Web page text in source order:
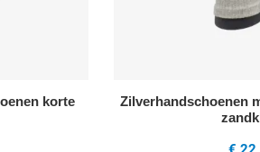
korte
Zilverhandschoenen